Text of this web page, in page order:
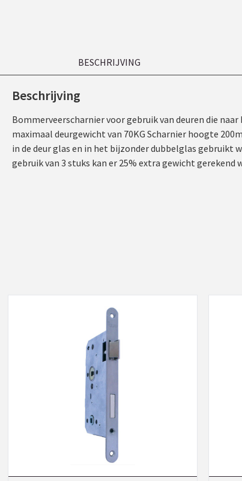
BESCHRIJVING
Beschrijving
Bommerveerscharnier voor gebruik van deuren die
maximaal deurgewicht van 70KG Scharnier hoogte
in de deur glas en in het bijzonder dubbelglas gebruikt
gebruik van 3 stuks kan er 25% extra gewicht